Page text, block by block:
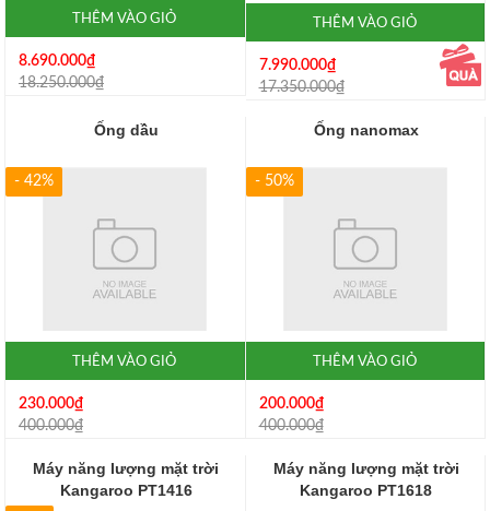
THÊM VÀO GIỎ
8.690.000₫
18.250.000₫
THÊM VÀO GIỎ
7.990.000₫
17.350.000₫
Ống dầu
- 42%
THÊM VÀO GIỎ
230.000₫
400.000₫
Ống nanomax
- 50%
THÊM VÀO GIỎ
200.000₫
400.000₫
Máy năng lượng mặt trời
Kangaroo PT1416
Máy năng lượng mặt trời
Kangaroo PT1618